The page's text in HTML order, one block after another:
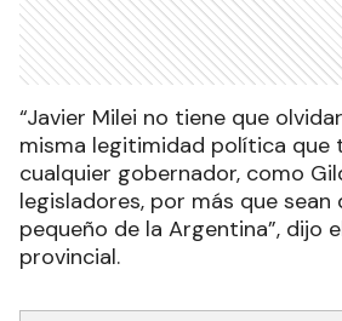
“Javier Milei no tiene que
misma legitimidad política que
cualquier gobernador, como
legisladores, por más que sean
pequeño de la Argentina”, dijo
provincial.